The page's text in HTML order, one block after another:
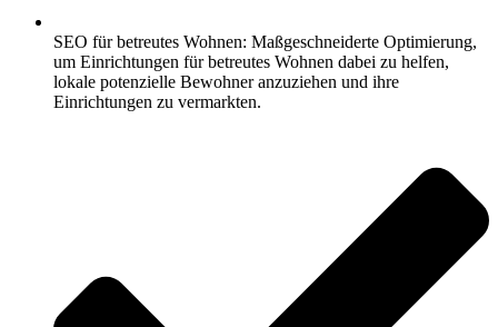
SEO für betreutes Wohnen: Maßgeschneiderte Optimierung,
um Einrichtungen für betreutes Wohnen dabei zu helfen,
lokale potenzielle Bewohner anzuziehen und ihre
Einrichtungen zu vermarkten.